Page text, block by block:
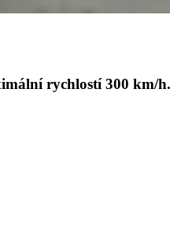
rychlostí 300 km/